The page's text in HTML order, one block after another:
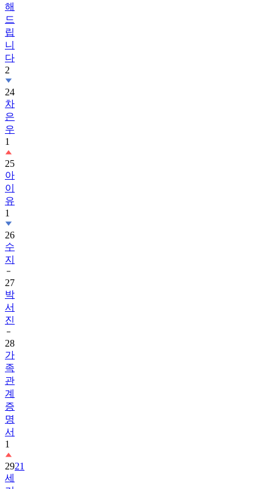
해
드
립
니
다
2
24
차
은
우
1
25
아
이
유
1
26
수
지
27
박
서
진
28
가
족
관
계
증
명
서
1
2921
세